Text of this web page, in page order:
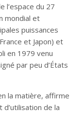
l’espace du 27
mondial et
puissances
et Japon) et
en 1979 venu
par peu d’États
la matière, affirme
de la